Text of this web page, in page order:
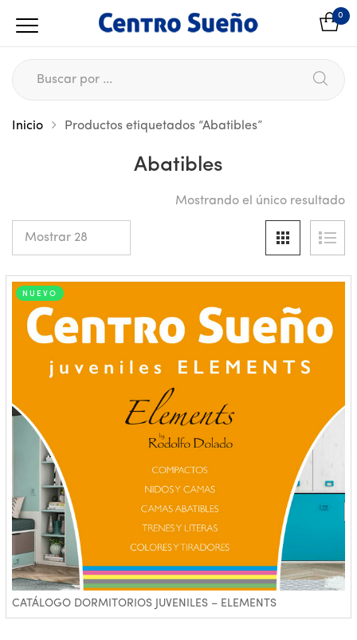
0
Inicio Productos etiquetados “Abatibles”
Abatibles
Mostrando el único resultado
NUEVO
CATÁLOGO DORMITORIOS JUVENILES – ELEMENTS